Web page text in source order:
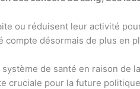
ou réduisent leur activité
désormais de plus en
de santé en raison
cruciale pour la future